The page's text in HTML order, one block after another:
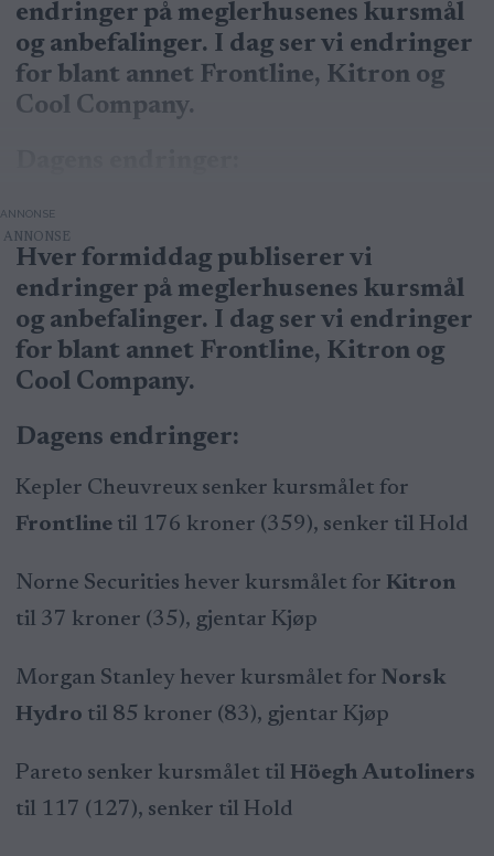
endringer på meglerhusenes kursmål
og anbefalinger. I dag ser vi endringer
for blant annet Frontline, Kitron og
Cool Company.
ANNONSE
Hver formiddag publiserer vi
endringer på meglerhusenes kursmål
og anbefalinger. I dag ser vi endringer
for blant annet Frontline, Kitron og
Cool Company.
Dagens endringer:
Kepler Cheuvreux senker kursmålet for
Frontlinetil 176 kroner (359), senker til Hold
Norne Securities hever kursmålet for Kitron
til 37 kroner (35), gjentar Kjøp
Morgan Stanley hever kursmålet for Norsk
Hydro til 85 kroner (83), gjentar Kjøp
Pareto senker kursmålet til Höegh Autoliners
til 117 (127), senker til Hold